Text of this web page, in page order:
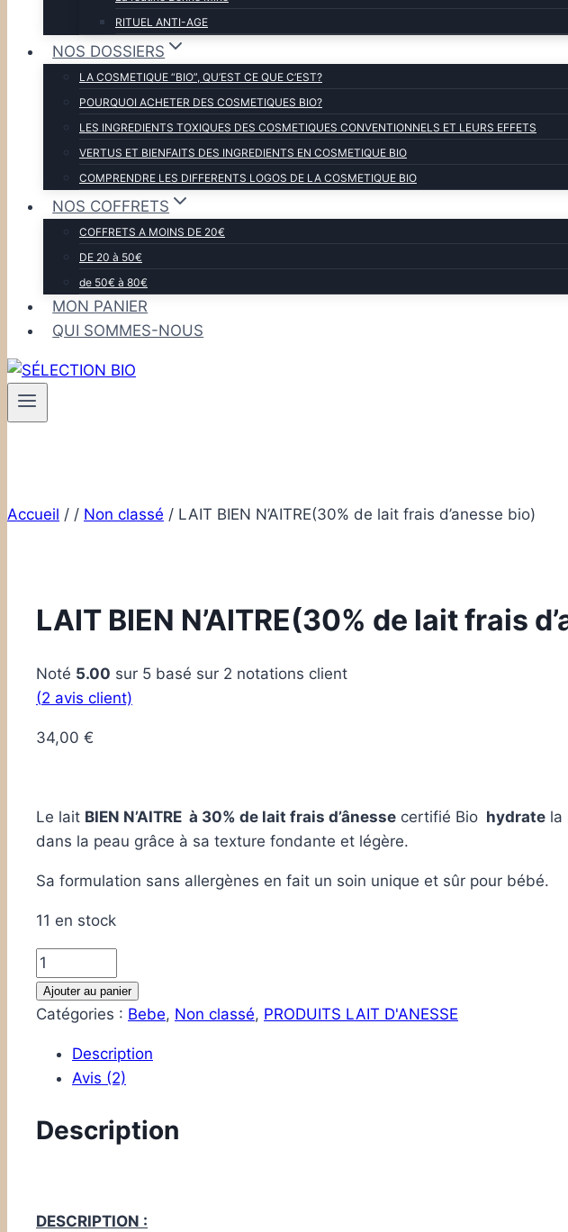
RITUEL ANTI-AGE
NOS DOSSIERS
LA COSMETIQUE “BIO”, QU’EST CE QUE C’EST?
POURQUOI ACHETER DES COSMETIQUES BIO?
LES INGREDIENTS TOXIQUES DES COSMETIQUES CONVENTIONNELS ET LEURS EFFETS
VERTUS ET BIENFAITS DES INGREDIENTS EN COSMETIQUE BIO
COMPRENDRE LES DIFFERENTS LOGOS DE LA COSMETIQUE BIO
NOS COFFRETS
COFFRETS A MOINS DE 20€
DE 20 à 50€
de 50€ à 80€
MON PANIER
QUI SOMMES-NOUS
Accueil / / Non classé / LAIT BIEN N’AITRE(30% de lait frais d’anesse bio)
LAIT BIEN N’AITRE(30% de lait frais
Noté 5.00 sur 5 basé sur 2 notations client
(2 avis client)
34,00 €
Le lait BIEN N’AITRE à 30% de lait frais d’ânesse certifié Bio hydrate la
dans la peau grâce à sa texture fondante et légère.
Sa formulation sans allergènes en fait un soin unique et sûr pour bébé.
11 en stock
quantité
de
LAIT
N'AITRE(30%
frais
Ajouter au panier
Catégories : Bebe, Non classé, PRODUITS LAIT D'ANESSE
Description
Avis (2)
Description
DESCRIPTION :